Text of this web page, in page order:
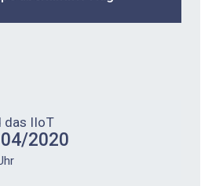
das IIoT
2020